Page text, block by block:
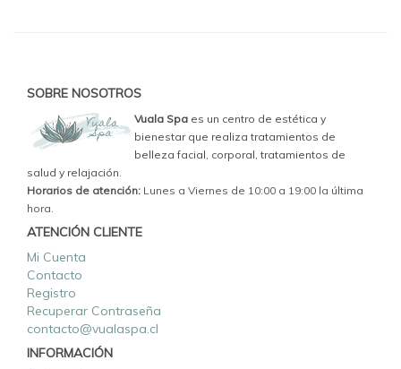
SOBRE NOSOTROS
Vuala Spa es un centro de estética y
bienestar que realiza tratamientos de
belleza facial, corporal, tratamientos de
salud y relajación.
Horarios de atención: Lunes a Viernes de 10:00 a 19:00 la última
hora.
ATENCIÓN CLIENTE
Mi Cuenta
Contacto
Registro
Recuperar Contraseña
contacto@vualaspa.cl
INFORMACIÓN